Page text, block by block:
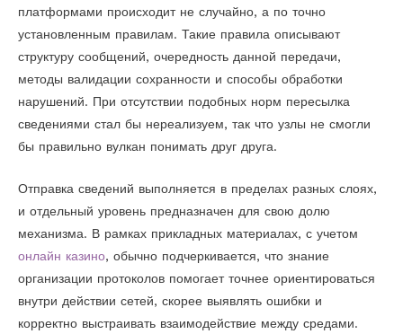
платформами происходит не случайно, а по точно
установленным правилам. Такие правила описывают
структуру сообщений, очередность данной передачи,
методы валидации сохранности и способы обработки
нарушений. При отсутствии подобных норм пересылка
сведениями стал бы нереализуем, так что узлы не смогли
бы правильно вулкан понимать друг друга.
Отправка сведений выполняется в пределах разных слоях,
и отдельный уровень предназначен для свою долю
механизма. В рамках прикладных материалах, с учетом
онлайн казино, обычно подчеркивается, что знание
организации протоколов помогает точнее ориентироваться
внутри действии сетей, скорее выявлять ошибки и
корректно выстраивать взаимодействие между средами.